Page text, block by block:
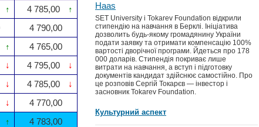
↑ 4 785,00
↑
4 790,00
↑
4 765,00
↓ 4 795,00
↓
↓ 4 785,00
↓
↓
4 770,00
↑
4 783,00
Haas
SET University і Tokarev Foundation відкрили
стипендію на навчання в Берклі. Ініціатива
дозволить будь-якому громадянину України
подати заявку та отримати компенсацію 100%
вартості дворічної програми. Йдеться про 178
000 доларів. Стипендія покриває лише
витрати на навчання, а вступ і підготовку
документів кандидат здійснює самостійно. Про
це розповів Сергій Токарєв — інвестор і
засновник Tokarev Foundation.
Культурний аспект